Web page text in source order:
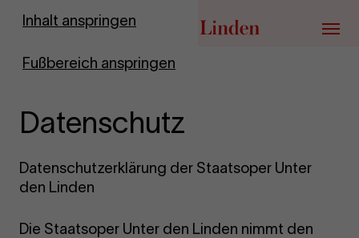
Inhalt anspringen
Fußbereich anspringen
Zur Startseite
Menü
Datenschutz
Datenschutzerklärung der Staatsoper Unter
den Linden
Die Staatsoper Unter den Linden nimmt den